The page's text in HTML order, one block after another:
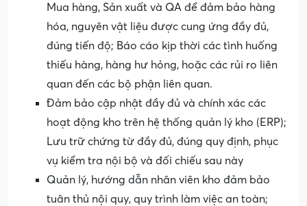
Mua hàng, Sản xuất và QA để đảm bảo hàng
hóa, nguyên vật liệu được cung ứng đầy đủ,
đúng tiến độ; Báo cáo kịp thời các tình huống
thiếu hàng, hàng hư hỏng, hoặc các rủi ro liên
quan đến các bộ phận liên quan.
Đảm bảo cập nhật đầy đủ và chính xác các
hoạt động kho trên hệ thống quản lý kho (ERP);
Lưu trữ chứng từ đầy đủ, đúng quy định, phục
vụ kiểm tra nội bộ và đối chiếu sau này
Quản lý, hướng dẫn nhân viên kho đảm bảo
tuân thủ nội quy, quy trình làm việc an toàn;